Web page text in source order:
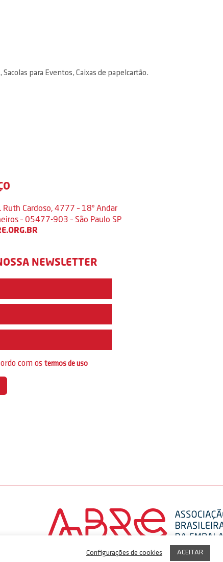
para Eventos, Caixas de papelcartão.
Ruth Cardoso, 4777 – 18º Andar
– 05477-903 – São Paulo SP
NEWSLETTER
com ostermos de uso
Configurações de cookies ACEITAR